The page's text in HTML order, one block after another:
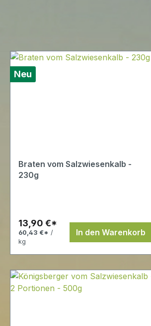
Neu
Braten vom Salzwiesenkalb -
230g
13,90 €*
60,43 €* /
kg
In den Warenkorb